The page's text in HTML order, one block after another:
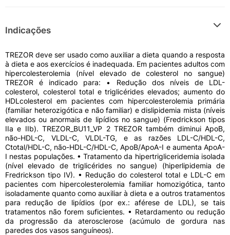
Indicações
TREZOR deve ser usado como auxiliar a dieta quando a resposta
à dieta e aos exercícios é inadequada. Em pacientes adultos com
hipercolesterolemia (nível elevado de colesterol no sangue)
TREZOR é indicado para: • Redução dos níveis de LDL-
colesterol, colesterol total e triglicérides elevados; aumento do
HDLcolesterol em pacientes com hipercolesterolemia primária
(familiar heterozigótica e não familiar) e dislipidemia mista (níveis
elevados ou anormais de lipídios no sangue) (Fredrickson tipos
IIa e IIb). TREZOR_BU11_VP 2 TREZOR também diminui ApoB,
não-HDL-C, VLDL-C, VLDL-TG, e as razões LDL-C/HDL-C,
Ctotal/HDL-C, não-HDL-C/HDL-C, ApoB/ApoA-I e aumenta ApoA-
I nestas populações. • Tratamento da hipertrigliceridemia isolada
(nível elevado de triglicérides no sangue) (hiperlipidemia de
Fredrickson tipo IV). • Redução do colesterol total e LDL-C em
pacientes com hipercolesterolemia familiar homozigótica, tanto
isoladamente quanto como auxiliar à dieta e a outros tratamentos
para redução de lipídios (por ex.: aférese de LDL), se tais
tratamentos não forem suficientes. • Retardamento ou redução
da progressão da aterosclerose (acúmulo de gordura nas
paredes dos vasos sanguíneos).